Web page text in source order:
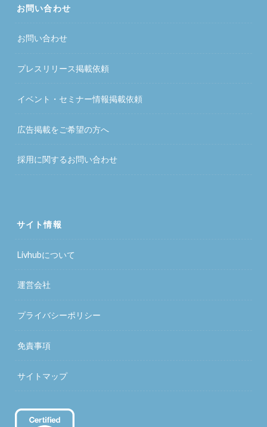
お問い合わせ
お問い合わせ
プレスリリース掲載依頼
イベント・セミナー情報掲載依頼
広告掲載をご希望の方へ
採用に関するお問い合わせ
サイト情報
Livhubについて
運営会社
プライバシーポリシー
免責事項
サイトマップ